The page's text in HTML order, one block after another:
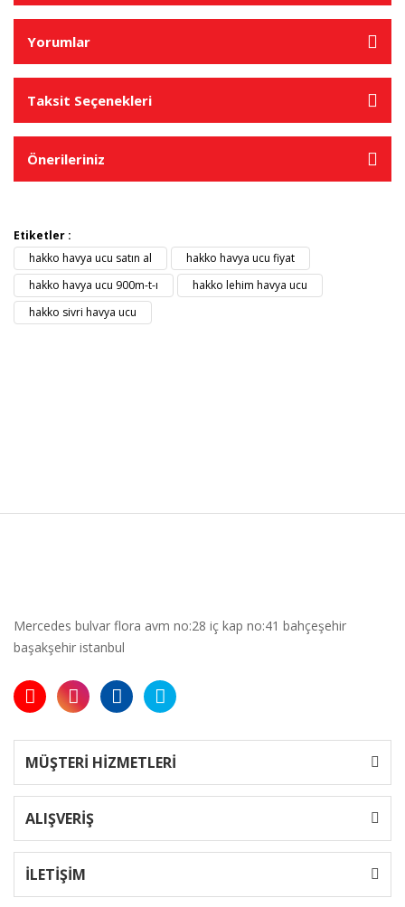
Yorumlar
Taksit Seçenekleri
Önerileriniz
Etiketler :
hakko havya ucu satın al
hakko havya ucu fiyat
hakko havya ucu 900m-t-ı
hakko lehim havya ucu
hakko sivri havya ucu
Mercedes bulvar flora avm no:28 iç kap no:41 bahçeşehir
başakşehir istanbul
MÜŞTERİ HİZMETLERİ
ALIŞVERİŞ
İLETİŞİM